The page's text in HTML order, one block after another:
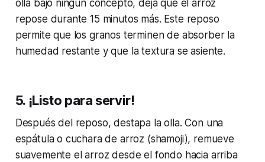
olla bajo ningún concepto, deja que el arroz
repose durante 15 minutos más. Este reposo
permite que los granos terminen de absorber la
humedad restante y que la textura se asiente.
5. ¡Listo para servir!
Después del reposo, destapa la olla. Con una
espátula o cuchara de arroz (shamoji), remueve
suavemente el arroz desde el fondo hacia arriba